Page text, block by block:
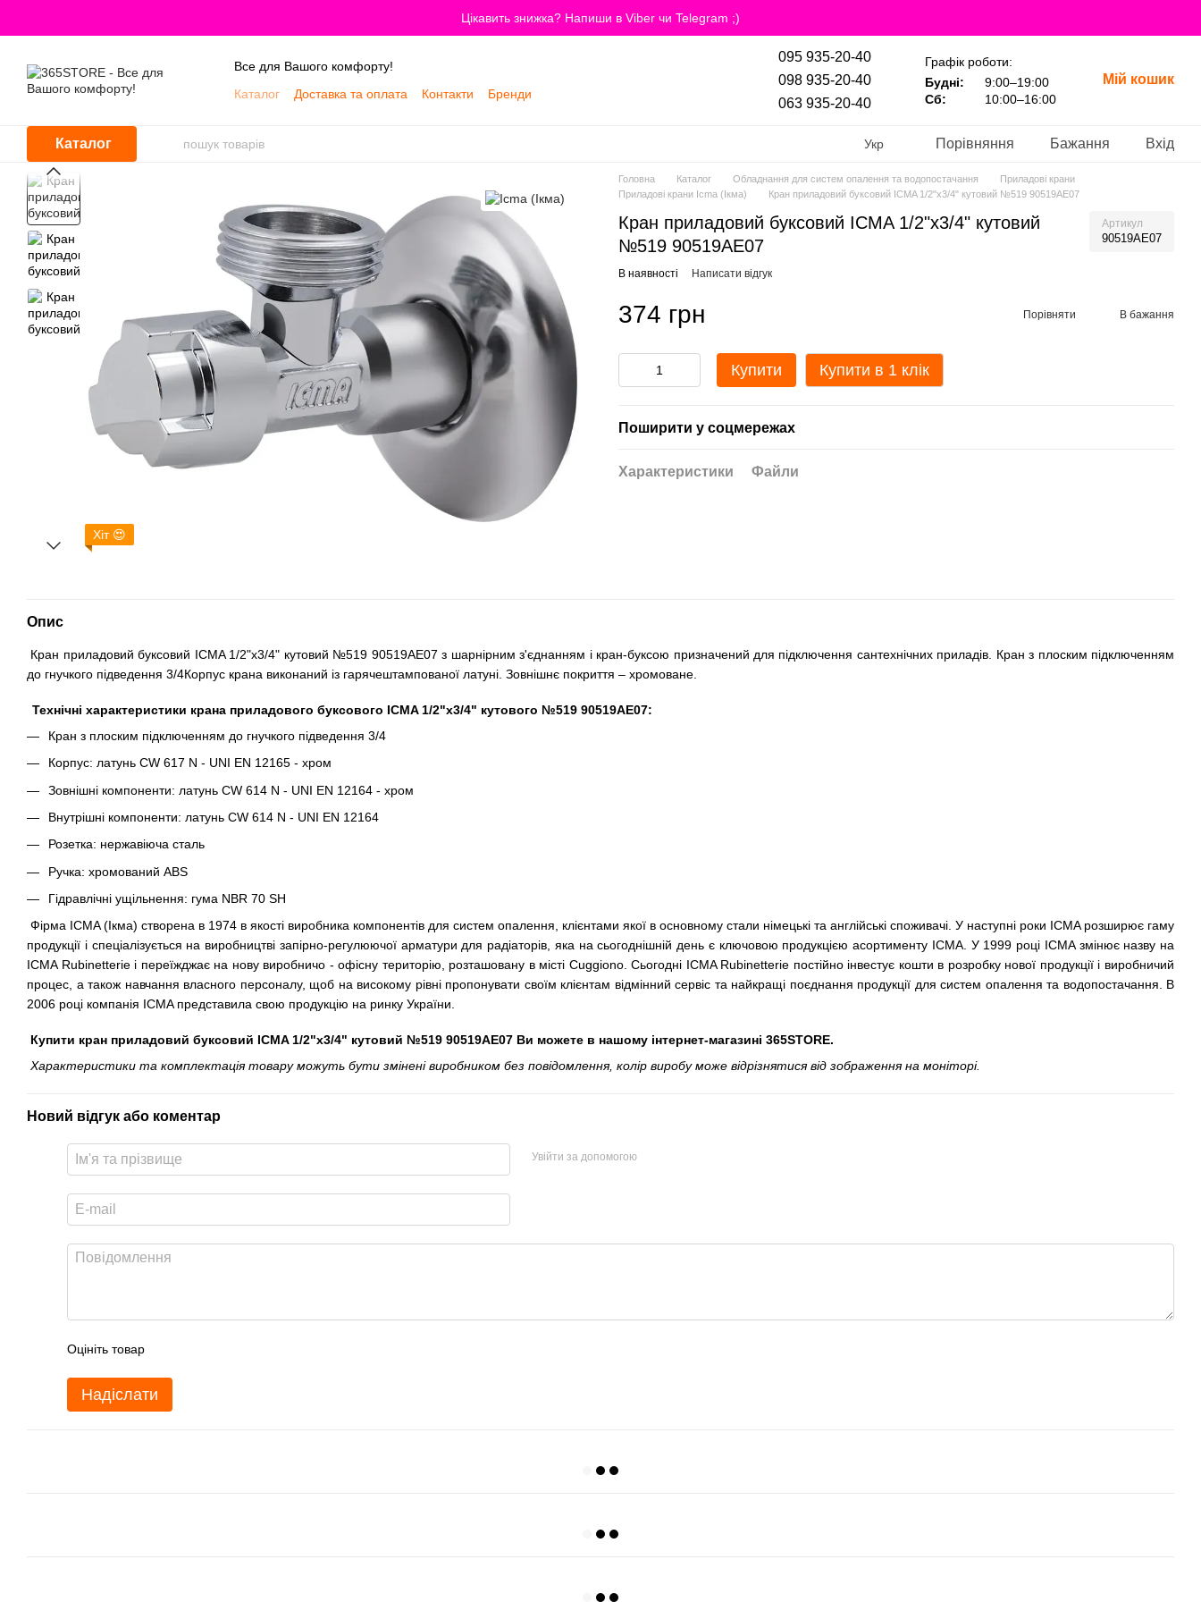
Цікавить знижка? Напиши в Viber чи Telegram ;)
Все для Вашого комфорту!
Каталог
Доставка та оплата Контакти
Бренди
095 935-20-40
098 935-20-40
063 935-20-40
Графік роботи:
Будні:
9:00–19:00
Сб:
10:00–16:00
Мій кошик
Каталог Укр Порівняння Бажання Вхід
Хіт 😍
Головна Каталог Обладнання для систем опалення та водопостачання
Приладові крани
Приладові крани Icma (Ікма)
Кран приладовий буксовий ICMA 1/2"х3/4" кутовий №519 90519AE07
Кран приладовий буксовий ICMA 1/2"х3/4" кутовий
№519 90519AE07
Артикул
90519AE07
В наявності Написати відгук
374 грн Порівняти В бажання
Купити Купити в 1 клік
Поширити у соцмережах
Характеристики Файли
Опис
Кран приладовий буксовий ICMA 1/2"х3/4" кутовий №519 90519AE07 з шарнірним з'єднанням і кран-буксою призначений для підключення сантехнічних приладів. Кран з плоским підключенням
до гнучкого підведення 3/4Корпус крана виконаний із гарячештампованої латуні. Зовнішнє покриття – хромоване.
Технічні характеристики крана приладового буксового ICMA 1/2"х3/4" кутового №519 90519AE07:
Кран з плоским підключенням до гнучкого підведення 3/4
Корпус: латунь CW 617 N - UNI EN 12165 - хром
Зовнішні компоненти: латунь CW 614 N - UNI EN 12164 - хром
Внутрішні компоненти: латунь CW 614 N - UNI EN 12164
Розетка: нержавіюча сталь
Ручка: хромований ABS
Гідравлічні ущільнення: гума NBR 70 SH
Фірма ICMA (Ікма) створена в 1974 в якості виробника компонентів для систем опалення, клієнтами якої в основному стали німецькі та англійські споживачі. У наступні роки ICMA розширює гаму
продукції і спеціалізується на виробництві запірно-регулюючої арматури для радіаторів, яка на сьогоднішній день є ключовою продукцією асортименту ICMA. У 1999 році ICMA змінює назву на
ICMA Rubinetterie і переїжджає на нову виробничо - офісну територію, розташовану в місті Cuggiono. Сьогодні ICMA Rubinetterie постійно інвестує кошти в розробку нової продукції і виробничий
процес, а також навчання власного персоналу, щоб на високому рівні пропонувати своїм клієнтам відмінний сервіс та найкращі поєднання продукції для систем опалення та водопостачання. В
2006 році компанія ICMA представила свою продукцію на ринку України.
Купити кран приладовий буксовий ICMA 1/2"х3/4" кутовий №519 90519AE07 Ви можете в нашому інтернет-магазині 365STORE.
Характеристики та комплектація товару можуть бути змінені виробником без повідомлення, колір виробу може відрізнятися від зображення на моніторі.
Новий відгук або коментар
Увійти за допомогою
Оцініть товар
Надіслати